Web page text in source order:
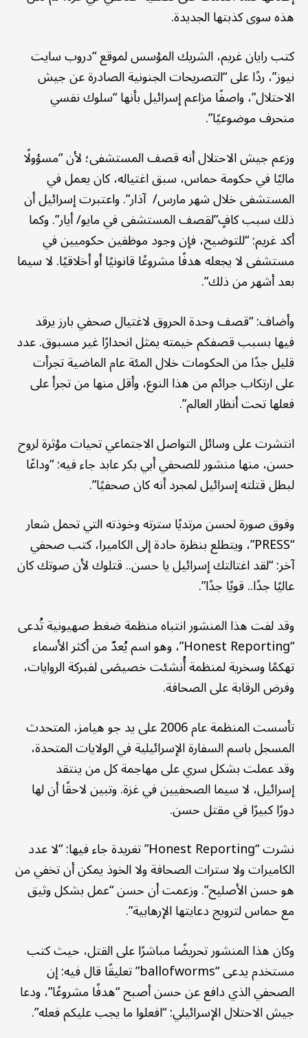
هذه سوى كذبتها الجديدة.
كتب رايان غريم، الشريك المؤسس لموقع “دروب سايت
نيوز”، ردًا على “التصريحات الجنونية الصادرة عن جيش
الاحتلال”، واصفًا مزاعم إسرائيل بأنها “سلوك نفسي
منحرف موضوعيًا”.
وزعم جيش الاحتلال أنه قصف المستشفى؛ لأن “مسؤولًا
ماليًا في حكومة حماس، سبق اغتياله، كان يعمل في
المستشفى خلال شهر مارس/ آذار”. واعتبرت إسرائيل أن
ذلك سبب كافٍ”لقصف المستشفى في مايو/ أيار”. وكما
أكد غريم: “للتوضيح، فإن وجود موظفين حكوميين في
مستشفى لا يجعله هدفًا مشروعًا قانونيًا أو أخلاقيًا. لا سيما
بعد أشهر من ذلك”.
وأضاف: “قصف وحدة الحروق لاغتيال صحفي بارز يرقد
فيها بسبب قصفكم خيمته يمثل انحدارًا غير مسبوق. عدد
قليل جدًا من الحكومات خلال المئة عام الماضية تجرأت
على ارتكاب جرائم من هذا النوع، وأقل منها من تجرأ على
فعلها تحت أنظار العالم”.
انتشرت على وسائل التواصل الاجتماعي تحيات مؤثرة لروح
حسن، منها منشور للصحفي أبي بكر عابد جاء فيه: “وداعًا
لبطل قتلته إسرائيل لمجرد أنه كان صحفيًا”.
وفوق صورة لحسن مرتديًا سترته وخوذته التي تحمل شعار
“PRESS”، ويتطلع بنظرة حادة إلى الكاميرا، كتب صحفي
آخر: “لقد اغتالتك إسرائيل يا حسن.. قتلوك لأن صوتك كان
عاليًا جدًا.. قويًا جدًا”.
وقد لفت هذا المنشور انتباه منظمة ضغط صهيونية تُدعى
“Honest Reporting”، وهو اسم يُعدّ من أكثر الأسماء
تهكمًا وسخرية لمنظمة أُنشئت خصيصَى لفبركة الروايات،
وفرض الرقابة على الصحافة.
تأسست المنظمة عام 2006 على يد جو هيامز، المتحدث
المسجل باسم السفارة الإسرائيلية في الولايات المتحدة،
وقد عملت بشكل سري على مهاجمة كل من ينتقد
إسرائيل، لا سيما الصحفيين في غزة. وتبين لاحقًا أن لها
دورًا كبيرًا في مقتل حسن.
نشرت “Honest Reporting” تغريدة جاء فيها: “لا عدد
الكاميرات ولا سترات الصحافة ولا الخوذ يمكن أن تخفي من
هو حسن الأصليح”. وزعمت أن حسن “عمل بشكل وثيق
مع حماس لترويج دعايتها الإرهابية”.
وكان هذا المنشور تحريضًا مباشرًا على القتل، حيث كتب
مستخدم يدعى “ballofworms” تعليقًا قال فيه: إن
الصحفي الذي دافع عن حسن أصبح “هدفًا مشروعًا”، ودعا
جيش الاحتلال الإسرائيلي: “افعلوا ما يجب عليكم فعله”.